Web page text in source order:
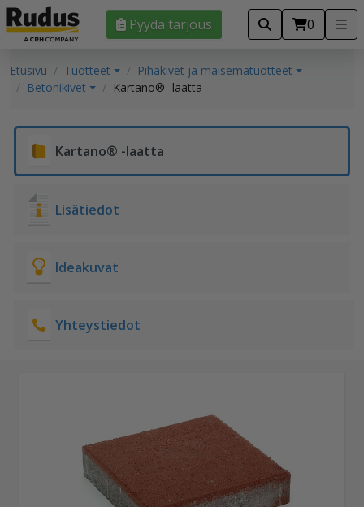
Pyydä tarjous 0
Etusivu Tuotteet
Pihakivet ja maisematuotteet
Betonikivet
Kartano® -laatta
Kartano® -laatta
Lisätiedot
Ideakuvat
Yhteystiedot